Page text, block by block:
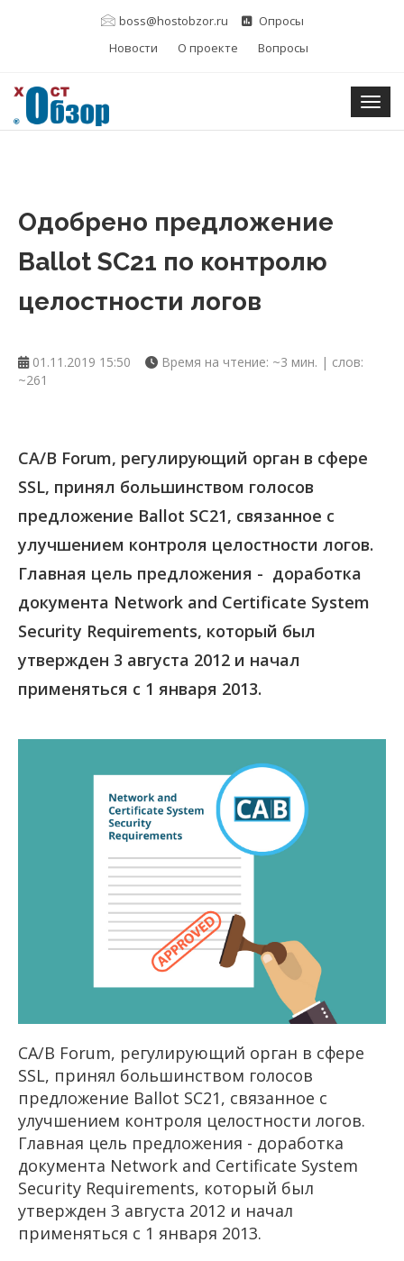
boss@hostobzor.ru
Опросы
Новости
О проекте Вопросы
Одобрено предложение
Ballot SC21 по контролю
целостности логов
01.11.2019 15:50
Время на чтение: ~3 мин. | слов:
~261
CA/B Forum, регулирующий орган в сфере
SSL, принял большинством голосов
предложение Ballot SC21, связанное с
улучшением контроля целостности логов.
Главная цель предложения - доработка
документа Network and Certificate System
Security Requirements, который был
утвержден 3 августа 2012 и начал
применяться с 1 января 2013.
CA/B Forum, регулирующий орган в сфере
SSL, принял большинством голосов
предложение Ballot SC21, связанное с
улучшением контроля целостности логов.
Главная цель предложения - доработка
документа Network and Certificate System
Security Requirements, который был
утвержден 3 августа 2012 и начал
применяться с 1 января 2013.